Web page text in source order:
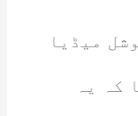
میڈیا
کہ یہ